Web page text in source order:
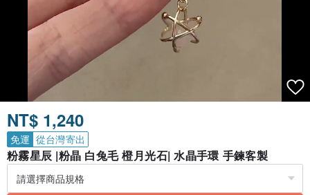
NT$ 1,240
免運 從台灣寄出
粉霧星辰 |粉晶 白兔毛 橙月光石| 水晶手環 手鍊客製